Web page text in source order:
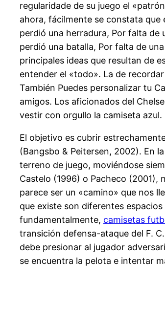
regularidade de su juego el
ahora, fácilmente se constata
perdió una herradura, Por falta de
perdió una batalla, Por falta de
principales ideas que resultan de
entender el «todo». La de
También Puedes personalizar tu
amigos. Los aficionados del
vestir con orgullo la camiseta azul.
El objetivo es cubrir
(Bangsbo & Peitersen, 2002). En
terreno de juego, moviéndose
Castelo (1996) o Pacheco
parece ser un «camino» que nos
que existe son diferentes
fundamentalmente, camisetas
transición defensa-ataque del F.
debe presionar al jugador
se encuentra la pelota e intentar